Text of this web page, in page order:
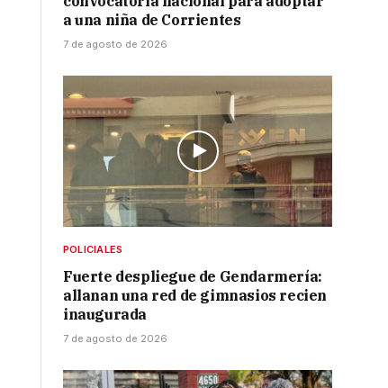
a una niña de Corrientes
7 de agosto de 2026
POLICIALES
Fuerte despliegue de Gendarmería:
allanan una red de gimnasios recien
inaugurada
7 de agosto de 2026